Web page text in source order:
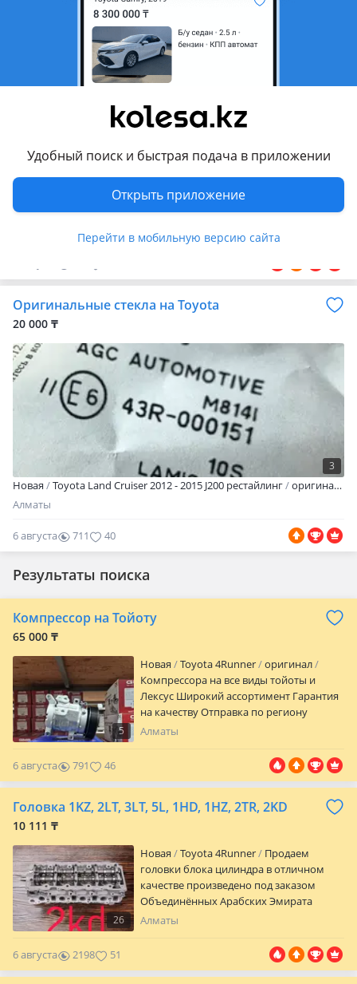
Удобный поиск и быстрая подача в приложении
Открыть приложение
Перейти в мобильную версию сайта
Двигатель 2 AZ-FE 2.4 Toyota Camry 30, 35, 40,
2AZ/2AR/1MZ/3MZ/2GR/3GR/4GR/
Б/y Toyota Estima 2006 - 2008 3 поколение оригинал Двигатель 2AZ-FE контрактный б/у из Японии — ОРИГИНАЛ• Отличное состояние Привозной японский мотор 2AZ-FE в идеальном рабочем состоянии. Оригинал, без пробега по СНГ, полностью проверен и протестирован перед продажей. Состояние и характеристики: • Ровная работа без посторонних шумов • Мотор сухой, чистый, без течей • Навесное оборудование по наличию Подарки при покупке: • Масло • Фильтр • Антифриз Преимущества: • Работаем без выходных • Быстрая отправка по регионам • Возможна установка • Гарантия на запуск Подходит для: Toyota Camry 30/35/40/45, RAV4, Ipsum, Alphard, Harrier и других моделей с 2AZ-FE.
Оригинальные стекла на Toyota
20 000 ₸
3
Новая Toyota Land Cruiser 2012 - 2015 J200 рестайлинг оригинал
Алматы
6 августа 711 40
Результаты поиска
Компрессор на Тойоту
65 000 ₸
5
Новая Toyota 4Runner
оригинал
Компрессора на все виды тойоты и
Лексус Широкий ассортимент Гарантия
на качеству Отправка по региону
Доставка по городу Звоните пишите
Алматы
6 августа 791 46
Головка 1KZ, 2LT, 3LT, 5L, 1HD, 1HZ, 2TR, 2KD
10 111 ₸
26
Новая Toyota 4Runner
Продаем
головки блока цилиндра в отличном
качестве произведено под заказом
Объединённых Арабских Эмирата
(Дубай). Также Имеется Головки Фирмы!
Есть ред и рассрочка. Гарантия
Бесплатная и быстрая доставка по
городу и отправка по всему городу
Алматы
6 августа 2198 51